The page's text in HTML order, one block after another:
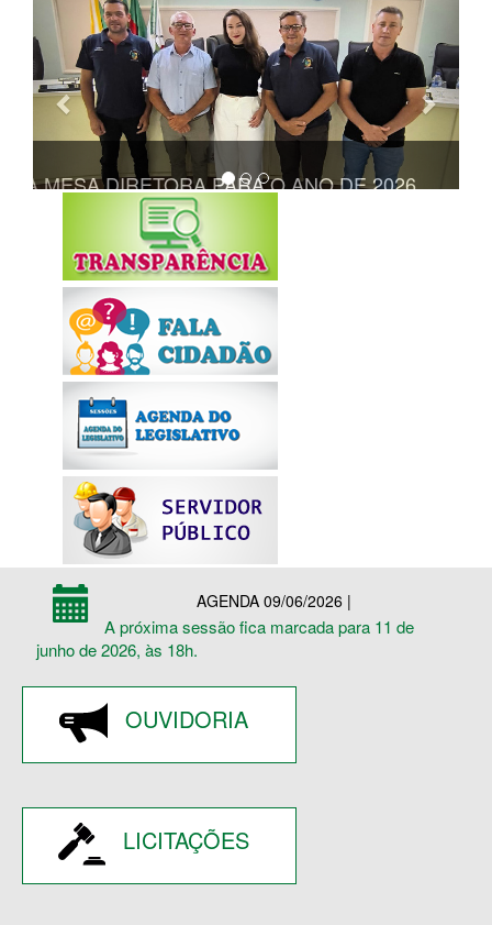
A MESA DIRETORA PARA O ANO DE 2026
Anterior
AGENDA 09/06/2026 |
A próxima sessão fica marcada para 11 de
junho de 2026, às 18h.
OUVIDORIA
LICITAÇÕES